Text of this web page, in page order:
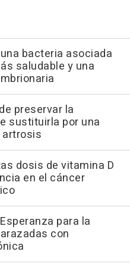
bacteria asociada
saludable y una
preservar la
sustituirla por una
dosis de vitamina D
en el cáncer
para la
con